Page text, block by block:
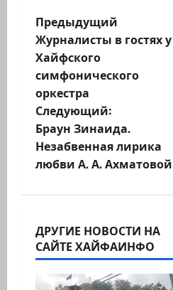
Н
а
в
и
г
а
и
я
Предыдущий
Журналисты в гостях у
Хайфского
симфонического
оркестра
Следующий:
Браун Зинаида.
Незабвенная лирика
любви А. А. Ахматовой
ДРУГИЕ НОВОСТИ НА
САЙТЕ ХАЙФАИНФО